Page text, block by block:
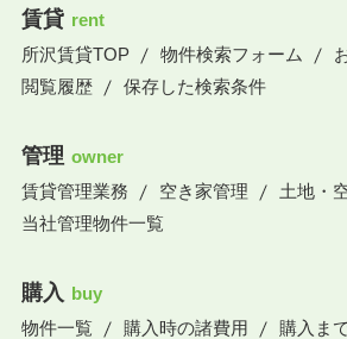
賃貸 rent
所沢賃貸TOP
物件検索フォーム
閲覧履歴
保存した検索条件
管理 owner
賃貸管理業務
空き家管理
土地・
当社管理物件一覧
購入 buy
物件一覧
購入時の諸費用
購入ま